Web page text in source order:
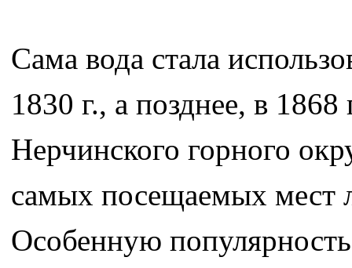
Сама вода стала
1830 г., а позднее, в
Нерчинского горного
самых посещаемых мест
Особенную